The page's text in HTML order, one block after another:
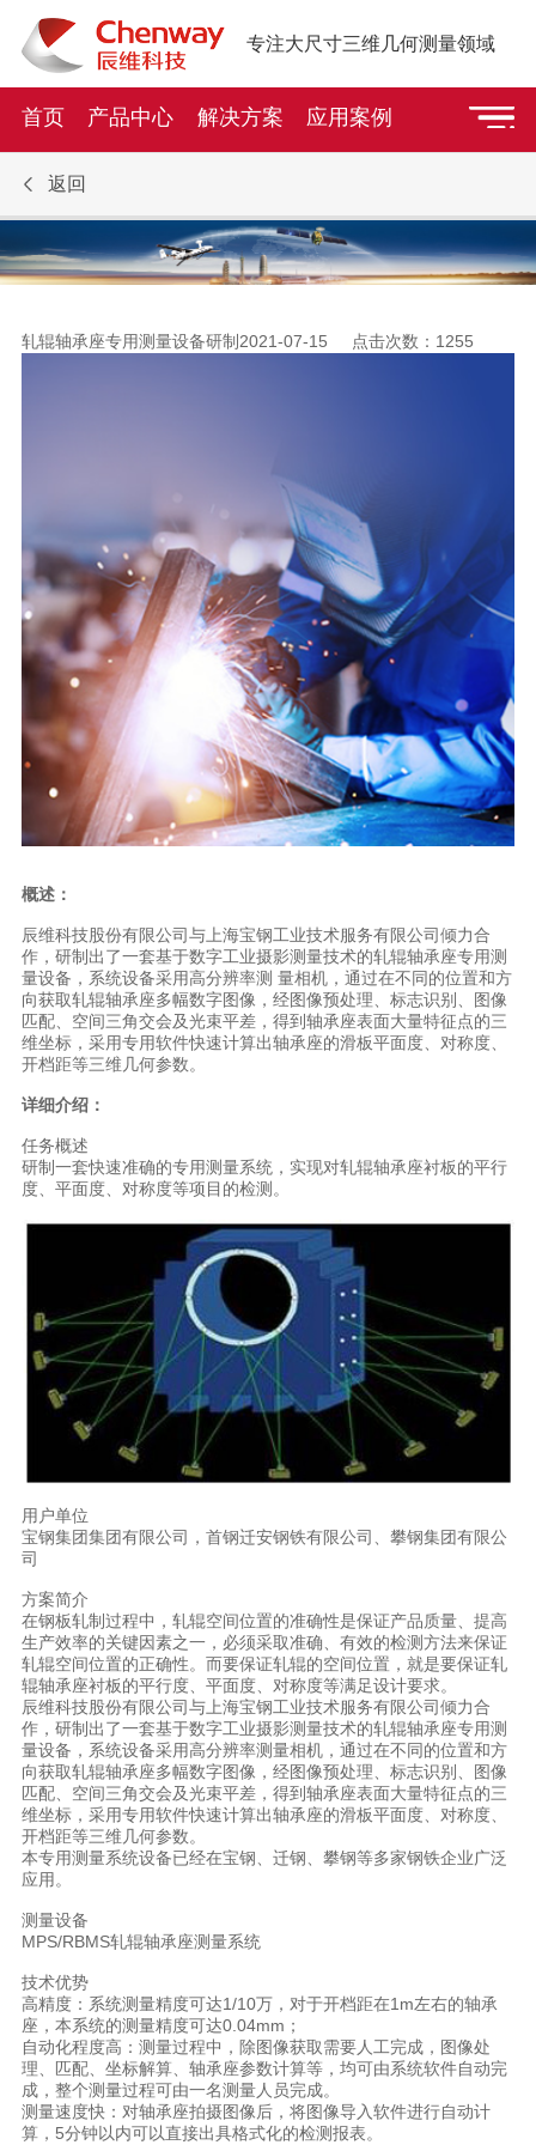
专注大尺寸三维几何测量领域
首页 产品中心 解决方案 应用案例
返回
轧辊轴承座专用测量设备研制 2021-07-15 点击次数： 1255
概述：
辰维科技股份有限公司与上海宝钢工业技术服务有限公司倾力合
作，研制出了一套基于数字工业摄影测量技术的轧辊轴承座专用测
量设备，系统设备采用高分辨率测 量相机，通过在不同的位置和方
向获取轧辊轴承座多幅数字图像，经图像预处理、标志识别、图像
匹配、空间三角交会及光束平差，得到轴承座表面大量特征点的三
维坐标，采用专用软件快速计算出轴承座的滑板平面度、对称度、
开档距等三维几何参数。
详细介绍：
任务概述
研制一套快速准确的专用测量系统，实现对轧辊轴承座衬板的平行
度、平面度、对称度等项目的检测。
用户单位
宝钢集团集团有限公司，首钢迁安钢铁有限公司、攀钢集团有限公
司
方案简介
在钢板轧制过程中，轧辊空间位置的准确性是保证产品质量、提高
生产效率的关键因素之一，必须采取准确、有效的检测方法来保证
轧辊空间位置的正确性。而要保证轧辊的空间位置，就是要保证轧
辊轴承座衬板的平行度、平面度、对称度等满足设计要求。
辰维科技股份有限公司与上海宝钢工业技术服务有限公司倾力合
作，研制出了一套基于数字工业摄影测量技术的轧辊轴承座专用测
量设备，系统设备采用高分辨率测量相机，通过在不同的位置和方
向获取轧辊轴承座多幅数字图像，经图像预处理、标志识别、图像
匹配、空间三角交会及光束平差，得到轴承座表面大量特征点的三
维坐标，采用专用软件快速计算出轴承座的滑板平面度、对称度、
开档距等三维几何参数。
本专用测量系统设备已经在宝钢、迁钢、攀钢等多家钢铁企业广泛
应用。
测量设备
MPS/RBMS轧辊轴承座测量系统
技术优势
高精度：系统测量精度可达1/10万，对于开档距在1m左右的轴承
座，本系统的测量精度可达0.04mm；
自动化程度高：测量过程中，除图像获取需要人工完成，图像处
理、匹配、坐标解算、轴承座参数计算等，均可由系统软件自动完
成，整个测量过程可由一名测量人员完成。
测量速度快：对轴承座拍摄图像后，将图像导入软件进行自动计
算，5分钟以内可以直接出具格式化的检测报表。